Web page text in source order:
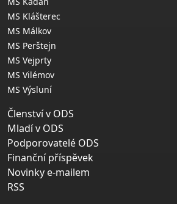
MS Klášterec
MS Málkov
MS Perštejn
MS Vejprty
MS Vilémov
MS Výsluní
Členství v ODS
Mladí v ODS
Podporovatelé ODS
Finanční příspěvek
Novinky e-mailem
RSS